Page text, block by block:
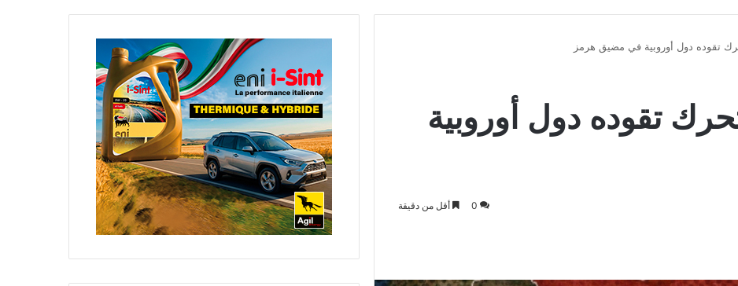
تقوده دول أوروبية في مضيق هرمز
تقوده دول أوروبية
0 أقل من دقيقة